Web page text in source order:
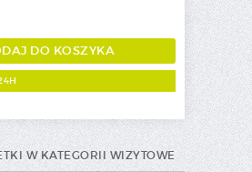
W KATEGORII WIZYTOWE